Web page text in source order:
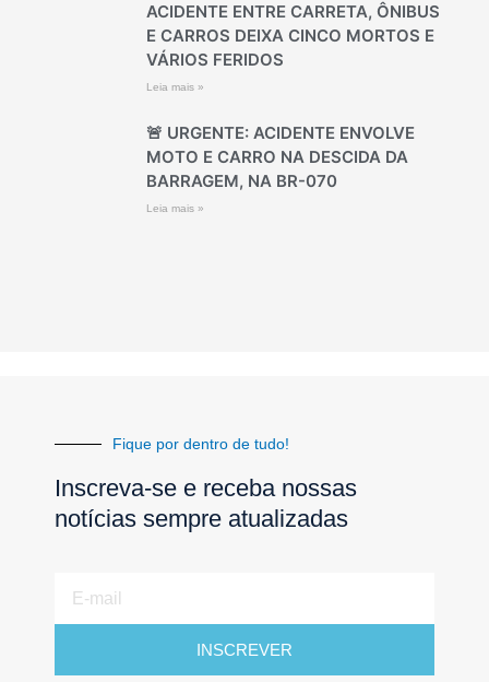
ACIDENTE ENTRE CARRETA, ÔNIBUS
E CARROS DEIXA CINCO MORTOS E
VÁRIOS FERIDOS
Leia mais »
🚨 URGENTE: ACIDENTE ENVOLVE
MOTO E CARRO NA DESCIDA DA
BARRAGEM, NA BR-070
Leia mais »
Fique por dentro de tudo!
Inscreva-se e receba nossas
notícias sempre atualizadas
mail
INSCREVER